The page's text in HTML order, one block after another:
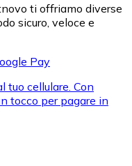
ti offriamo diverse
sicuro, veloce e
Pay
tuo cellulare. Con
tocco per pagare in